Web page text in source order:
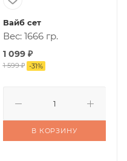
Вайб сет
Вес: 1666 гр.
1 099₽
1 599₽ -31%
В КОРЗИНУ